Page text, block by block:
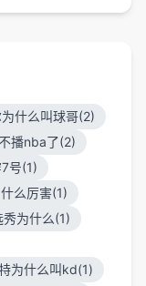
什么叫球哥(2)
播nba了(2)
号(1)
么厉害(1)
为什么(1)
为什么叫kd(1)